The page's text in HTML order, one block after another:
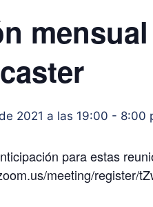
2021 a las 19:00 - 8:00
para estas
meeting/register/